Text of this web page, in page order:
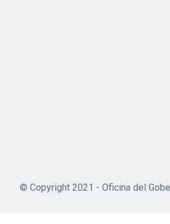
© Copyright 2021 - Oficina del